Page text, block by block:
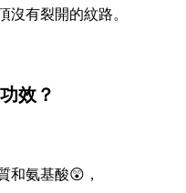
沒有裂開的紋路。
效？
和氨基酸😲，